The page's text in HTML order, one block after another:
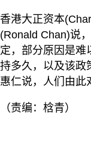
香港大正资本
(Ronald Chan)说
定，部分原因是难
持多久，以及该政
惠仁说，人们由此
（责编：梒青）